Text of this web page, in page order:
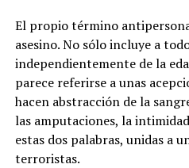
El propio término
asesino. No sólo incluye a
independientemente de la
parece referirse a unas
hacen abstracción de la
las amputaciones, la
estas dos palabras, unidas a
terroristas.